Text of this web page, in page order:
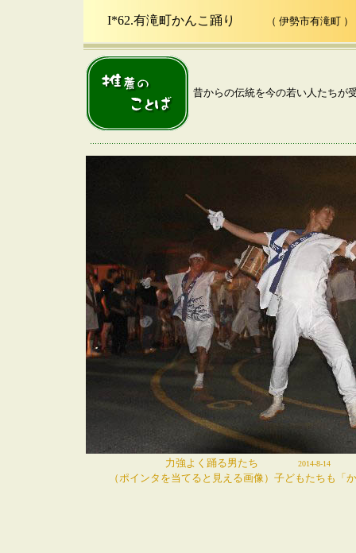
I*62.有滝町かんこ踊り （ 伊勢市有滝町 ）
昔からの伝統を今の若い人たちが
力強よく踊る男たち 2014-8-14
（ポインタを当てると見える画像）子どもたちも「